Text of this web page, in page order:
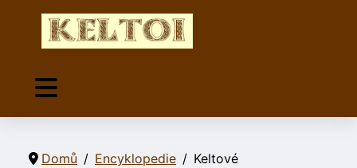
Domů Encyklopedie Keltové